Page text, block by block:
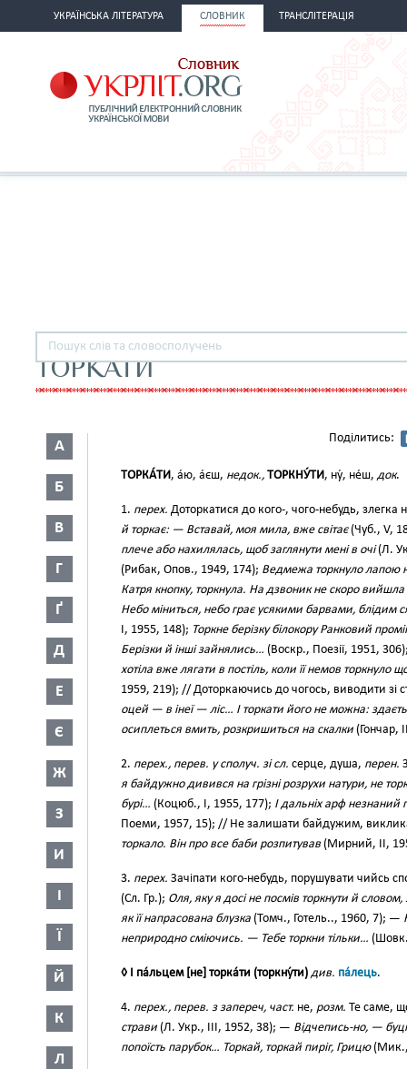
УКРАЇНСЬКА ЛІТЕРАТУРА СЛОВНИК ТРАНСЛІТЕРАЦІЯ
ТОРКАТИ
А
Б
В
Г
Ґ
Д
Е
Є
Ж
З
И
І
Ї
Й
К
Л
Поділитись:
ТОРКА́ТИ, а́ю, а́єш, недок., ТОРКНУ́ТИ, ну́, не́ш, док.
1. перех. Доторкатися до кого-, чого-небудь, злегка
й торкає: — Вставай, моя мила, вже світає(Чуб., V,
плече або нахилялась, щоб заглянути мені в очі(Л.
(Рибак, Опов., 1949, 174); Ведмежа торкнуло лапою
Катря кнопку, торкнула. На дзвоник не скоро
Небо міниться, небо грає усякими барвами, блідим
І, 1955, 148); Торкне берізку білокору Ранковий
Берізки й інші зайнялись… (Воскр., Поезії, 1951,
хотіла вже лягати в постіль, коли її немов
1959, 219); // Доторкаючись до чогось, виводити зі
оцей — в інеї — ліс… І торкати його не можна:
осиплеться вмить, розкришиться на скалки (Гончар,
2. перех., перев. у сполуч. зі сл. серце, душа, перен.
я байдужно дивився на грізні розрухи натури, не
бурі… (Коцюб., І, 1955, 177); І дальніх арф незнаний
Поеми, 1957, 15); // Не залишати байдужим,
торкало. Він про все баби розпитував (Мирний, II,
3. перех. Зачіпати кого-небудь, порушувати чийсь
(Сл. Гр.); Оля, яку я досі не посмів торкнути й словом,
як її напрасована блузка (Томч., Готель.., 1960, 7); —
неприродно сміючись. — Тебе торкни тільки…
◊ І па́льцем [не] торка́ти (торкну́ти) див. па́лець.
4. перех., перев. з запереч, част. не, розм. Те саме,
страви (Л. Укр., III, 1952, 38); — Відчепись-но, —
попоїсть парубок… Торкай, торкай пиріг, Грицю(Мик.,